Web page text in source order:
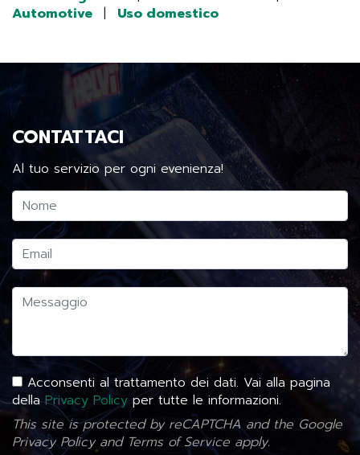
Automotive | Uso domestico
CONTATTACI
Al tuo servizio per ogni evenienza!
Acconsenti al trattamento dei dati. Vai alla pagina
dellaPrivacy Policyper tutte le informazioni.
This site is protected by reCAPTCHA and the Google
Privacy Policyand Terms of Service apply.